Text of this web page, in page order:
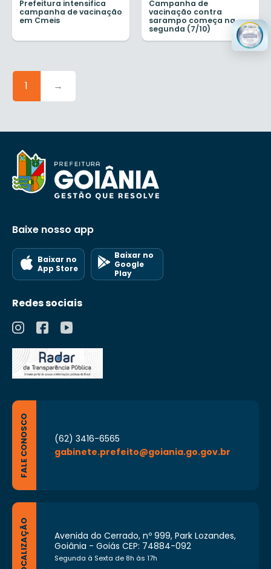
Prefeitura intensifica
campanha de vacinação
em Cmeis
Campanha de
vacinação contra
sarampo começa na
segunda (7/10)
1 →
Baixe nosso app
Baixar no
App Store
Baixar no
Google
Play
Redes sociais
FALE CONOSCO
(62) 3416-6565
gabinete.prefeito@goiania.go.gov.br
LOCALIZAÇÃO
Avenida do Cerrado, nº 999, Park Lozandes,
Goiânia - Goiás CEP: 74884-092
Segunda à Sexta de 8h às 17h